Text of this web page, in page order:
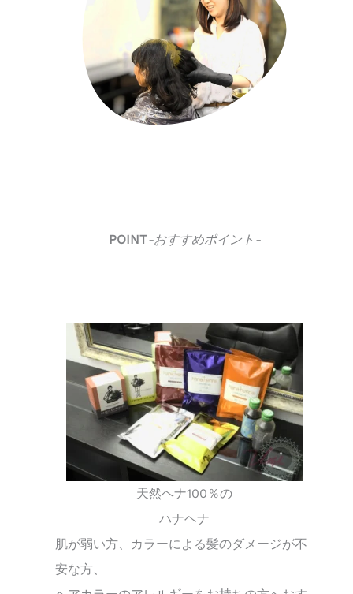
POINT-おすすめポイント-
天然ヘナ100％の
ハナヘナ
肌が弱い方、カラーによる髪のダメージが不
安な方、